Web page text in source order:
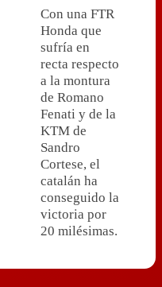
Con una FTR
Honda que
sufría en
recta respecto
a la montura
de Romano
Fenati y de la
KTM de
Sandro
Cortese, el
catalán ha
conseguido la
victoria por
20 milésimas.